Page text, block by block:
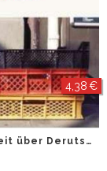
4,38 €
Die Wahrheit über Derutschland Pt. 11